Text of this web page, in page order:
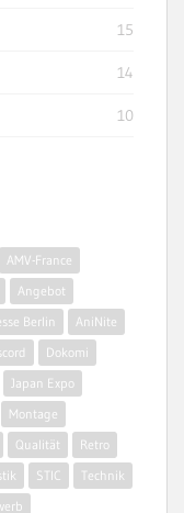
15
14
10
AMV-France
Angebot
Berlin
AniNite
Dokomi
Japan Expo
Montage
Qualität
Retro
STIC
Technik